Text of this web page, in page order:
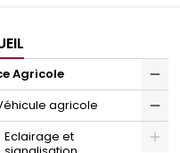
Agricole
agricole
Eclairage et